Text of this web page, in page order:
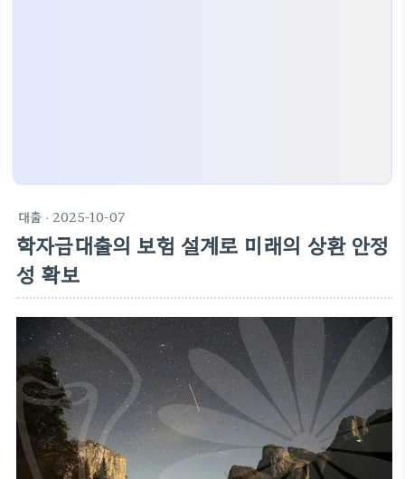
대출 · 2025-10-07
학자금대출의 보험 설계로 미래의 상환 안정
성 확보